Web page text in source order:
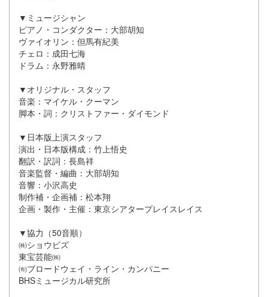
▼ミュージシャン
ピアノ・コンダクター：大部胡知
ヴァイオリン：但馬有紀美
チェロ：成田七海
ドラム：永野雅晴
▼オリジナル・スタッフ
音楽：マイケル・クーマン
脚本・詞：クリストファー・ダイモンド
▼日本版上演スタッフ
演出・日本版構成：竹上悟史
翻訳・訳詞：長島祥
音楽監督・編曲：大部胡知
音響：小沢高史
制作補・企画補：松本翔
企画・製作・主催：東京シアタープレイスレイス
▼協力（50音順）
㈱ショウビズ
東宝芸能㈱
㈲ブロードウェイ・ライン・カンパニー
BHSミュージカル研究所